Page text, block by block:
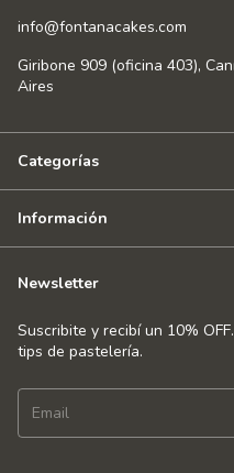
info@fontanacakes.com
Giribone 909 (oficina 403),
Aires
Categorías
Información
Newsletter
Suscribite y recibí un 10%
tips de pastelería.